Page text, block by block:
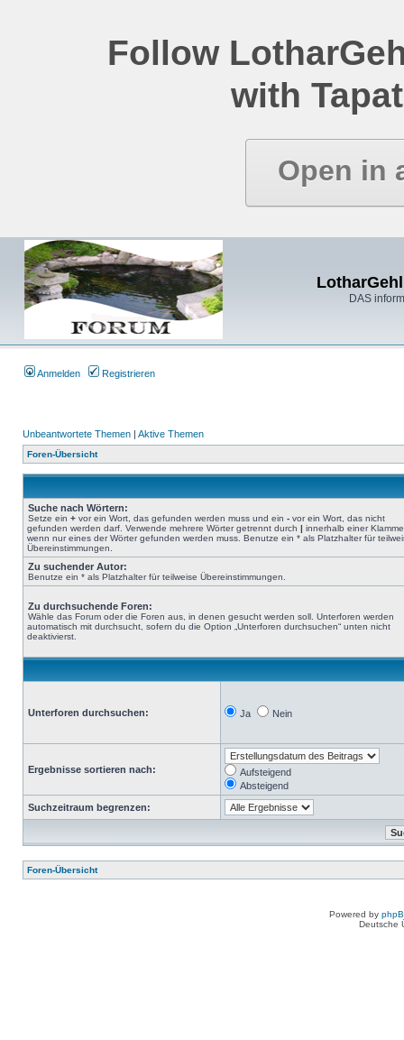
Follow
with
Open in
DAS
Anmelden Registrieren
Unbeantwortete Themen | Aktive Themen
Foren-Übersicht
Suche nach Wörtern:
Setze ein + vor ein Wort, das gefunden werden muss und ein - vor ein Wort, das nicht
gefunden werden darf. Verwende mehrere Wörter getrennt durch | innerhalb einer
wenn nur eines der Wörter gefunden werden muss. Benutze ein * als Platzhalter für
Übereinstimmungen.
Zu suchender Autor:
Benutze ein * als Platzhalter für teilweise Übereinstimmungen.
Zu durchsuchende Foren:
Wähle das Forum oder die Foren aus, in denen gesucht werden soll. Unterforen werden
automatisch mit durchsucht, sofern du die Option „Unterforen durchsuchen“ unten nicht
deaktivierst.
Unterforen durchsuchen: Ja Nein
Ergebnisse sortieren nach:
Aufsteigend
Absteigend
Suchzeitraum begrenzen:
Foren-Übersicht
Powered by
Deutsche